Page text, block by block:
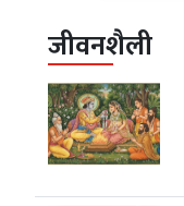
जीवनशैली